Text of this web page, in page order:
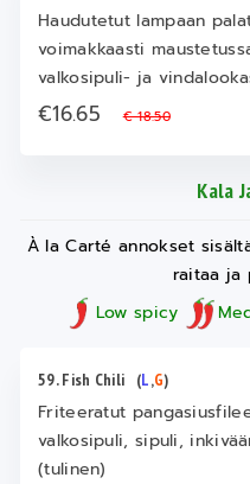
Haudutetut lampaan
voimakkaasti
valkosipuli- ja
€16.65€ 18.50
Kala
À la Carté annokset
raitaa ja
Low spicy
59. Fish Chili (L,G)
Friteeratut
valkosipuli, sipuli,
(tulinen)